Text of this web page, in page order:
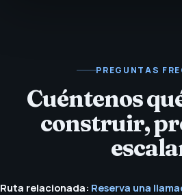
PREGUNTAS
Cuéntenos
construir,
Ruta relacionada: Reserva una